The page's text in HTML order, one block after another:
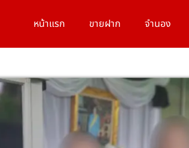
หน้าแรก ขายฝาก จำนอง